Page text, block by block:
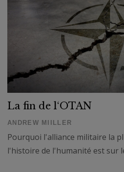
La fin de l‘OTAN
ANDREW MIILLER
Pourquoi l'alliance militaire la
l'histoire de l'humanité est sur